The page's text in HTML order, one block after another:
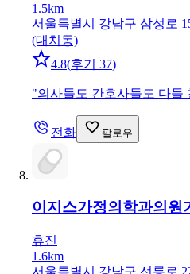
1.5km
서울특별시 강남구 삼성로
(대치동)
4.8(후기 37)
"의사들도 간호사들도 다들
전화 팔로우
이지스가정의학과의원
휴진
1.6km